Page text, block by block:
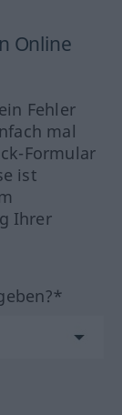
Online
Fehler
mal
Formular
ist
Ihrer